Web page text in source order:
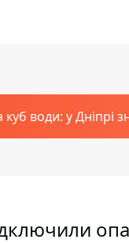
води: у Дніпрі